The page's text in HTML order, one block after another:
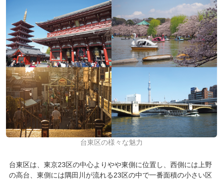
台東区を代表するお祭りMAP
台東区の様々な魅力
台東区は、東京23区の中心よりやや東側に位置し、西側には上野
の高台、東側には隅田川が流れる23区の中で一番面積の小さい区